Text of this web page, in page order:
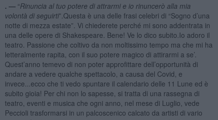
. — “Rinuncia al tuo potere di attrarmi e io rinuncerò alla mia
volontà di seguirti”.Questa è una delle frasi celebri di “Sogno d’una
notte di mezza estate”. Vi chiederete perché mi sono addentrata in
una delle opere di Shakespeare. Bene! Ve lo dico subito.Io adoro il
teatro. Passione che coltivo da non moltissimo tempo ma che mi ha
letteralmente rapita, con il suo potere magico di attirarmi a se’.
Quest’anno temevo di non poter approfittare dell’opportunità di
andare a vedere qualche spettacolo, a causa del Covid, e
invece...ecco che ti vedo spuntare il calendario delle 11 Lune ed è
subito gioia! Per chi non lo sapesse, si tratta di una rassegna di
teatro, eventi e musica che ogni anno, nel mese di Luglio, vede
Peccioli trasformarsi in un palcoscenico calcato da artisti di vario